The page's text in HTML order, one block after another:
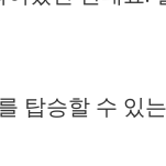
탑승할 수 있는